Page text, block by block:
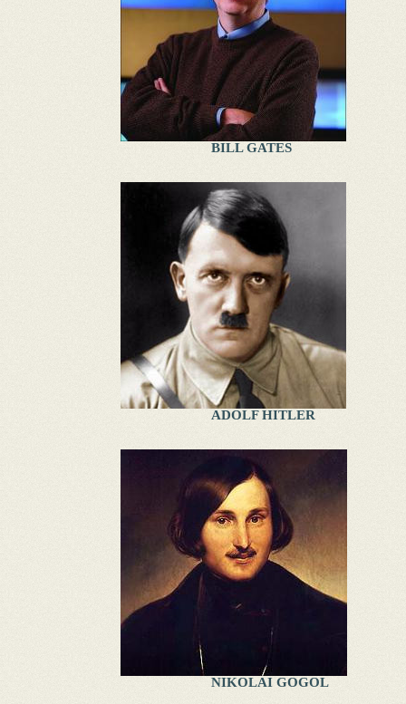
BILL GATES
ADOLF HITLER
NIKOLAI GOGOL